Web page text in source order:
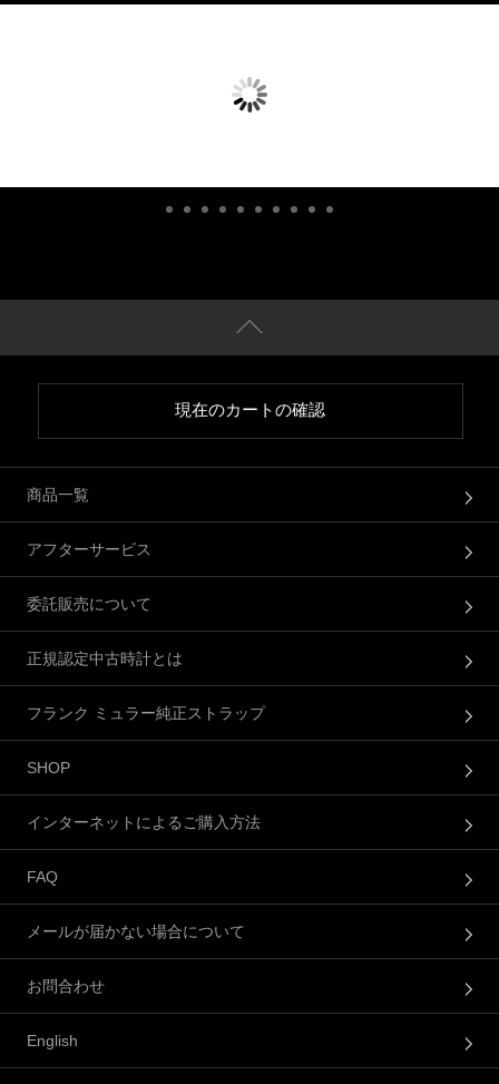
現在のカートの確認
商品一覧
アフターサービス
委託販売について
正規認定中古時計とは
フランク ミュラー純正ストラップ
SHOP
インターネットによるご購入方法
FAQ
メールが届かない場合について
お問合わせ
English